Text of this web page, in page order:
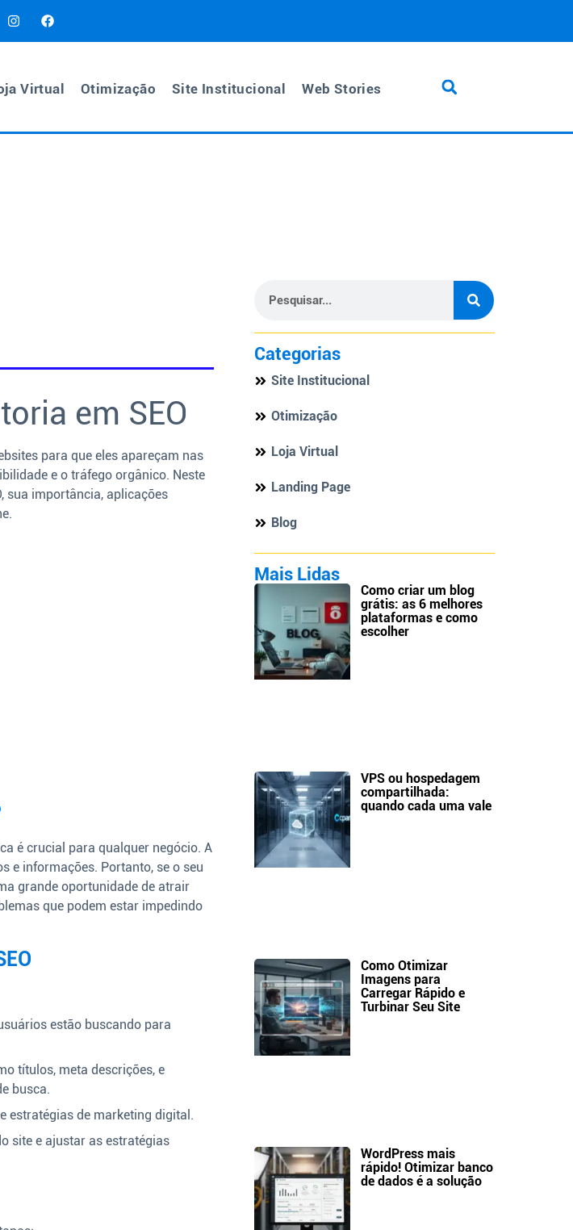
Virtual Otimização Site Institucional Web Stories
em SEO
para que eles apareçam nas
e o tráfego orgânico. Neste
sua importância, aplicações
é crucial para qualquer negócio. A
e informações. Portanto, se o seu
grande oportunidade de atrair
que podem estar impedindo
estão buscando para
títulos, meta descrições, e
busca.
estratégias de marketing digital.
site e ajustar as estratégias
Categorias
Site Institucional
Otimização
Loja Virtual
Landing Page
Blog
Mais Lidas
Como criar um blog
grátis: as 6 melhores
plataformas e como
escolher
VPS ou hospedagem
compartilhada:
quando cada uma vale
Como Otimizar
Imagens para
Carregar Rápido e
Turbinar Seu Site
WordPress mais
rápido! Otimizar banco
de dados é a solução